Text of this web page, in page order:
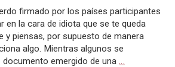
firmado por los países participantes
en la cara de idiota que se te queda
y piensas, por supuesto de manera
algo. Mientras algunos se
documento emergido de una …